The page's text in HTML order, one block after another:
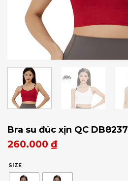
Bra su đúc xịn QC DB8237
260.000 ₫
SIZE